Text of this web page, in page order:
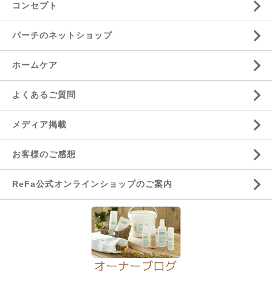
コンセプト
パーチのネットショップ
ホームケア
よくあるご質問
メディア掲載
お客様のご感想
ReFa公式オンラインショップのご案内